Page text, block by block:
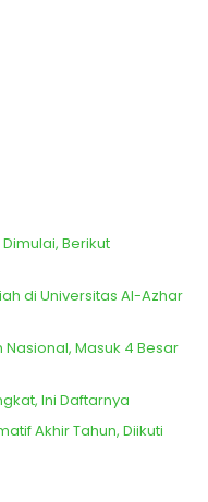
Berikut
di Universitas Al-Azhar
Nasional, Masuk 4 Besar
Ini Daftarnya
Akhir Tahun, Diikuti